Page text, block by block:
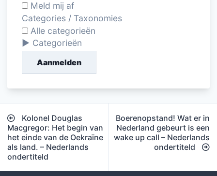
Meld mij af
Categories / Taxonomies
Alle categorieën
Categorieën
Aanmelden
Bericht
navigatie
Kolonel Douglas
Macgregor: Het begin van
het einde van de Oekraïne
als land. – Nederlands
ondertiteld
Boerenopstand! Wat er in
Nederland gebeurt is een
wake up call – Nederlands
ondertiteld